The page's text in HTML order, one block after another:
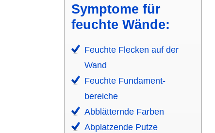
Symptome für
feuchte Wände:
Feuchte Flecken auf der
Wand
Feuchte Fundament­
bereiche
Abblät­ternde Farben
Abplat­zende Putze